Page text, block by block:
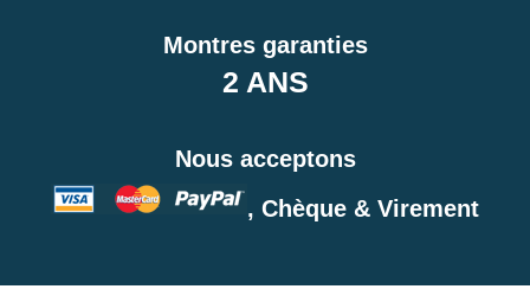
Montres garanties
2 ANS
Nous acceptons
, Chèque & Virement